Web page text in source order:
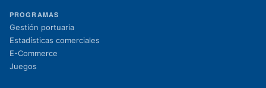
PROGRAMAS
Gestión portuaria
Estadísticas comerciales
E-Commerce
Juegos